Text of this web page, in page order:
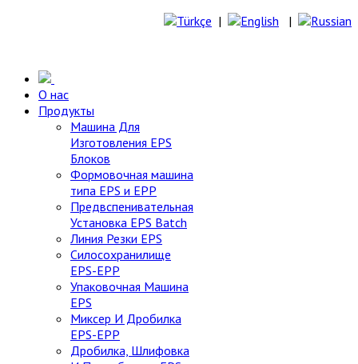
| |
О нас
Продукты
Машина Для
Изготовления EPS
Блоков
Формовочная машина
типа EPS и EPP
Предвспенивательная
Установка EPS Batch
Линия Резки EPS
Силосохранилище
EPS-EPP
Упаковочная Машина
EPS
Миксер И Дробилка
EPS-EPP
Дробилка, Шлифовка